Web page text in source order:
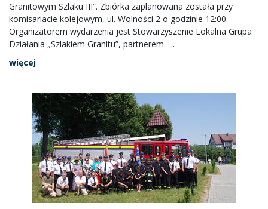
Granitowym Szlaku III”. Zbiórka zaplanowana została przy
komisariacie kolejowym, ul. Wolności 2 o godzinie 12:00.
Organizatorem wydarzenia jest Stowarzyszenie Lokalna Grupa
Działania „Szlakiem Granitu”, partnerem -...
więcej